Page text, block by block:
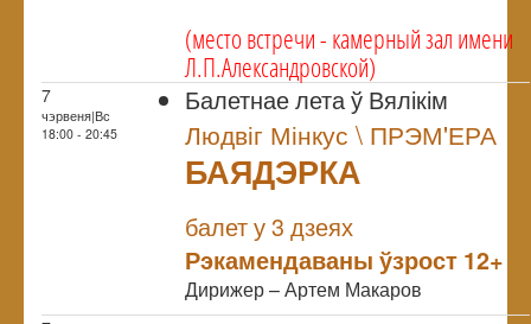
(место встречи - камерный зал имени
Л.П.Александровской)
7
чэрвеня|Вс
18:00 - 20:45
Балетнае лета ў Вялікім
Людвіг Мінкус \ ПРЭМ'ЕРА
БАЯДЭРКА
балет у 3 дзеях
Рэкамендаваны ўзрост 12+
Дирижер – Артем Макаров